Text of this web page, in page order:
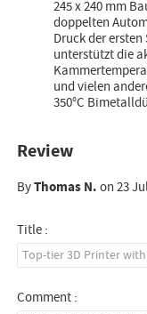
245 x 240 mm
doppelten
Druck der
unterstützt die
und vielen
350°C
Review
ByThomas N.on 23
Title :
Comment :